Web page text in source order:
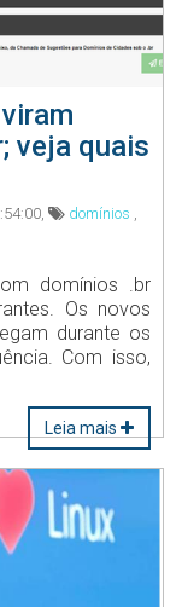
veja quais
domínios ,
domínios .br
Os novos
durante os
Com isso,
Leia mais